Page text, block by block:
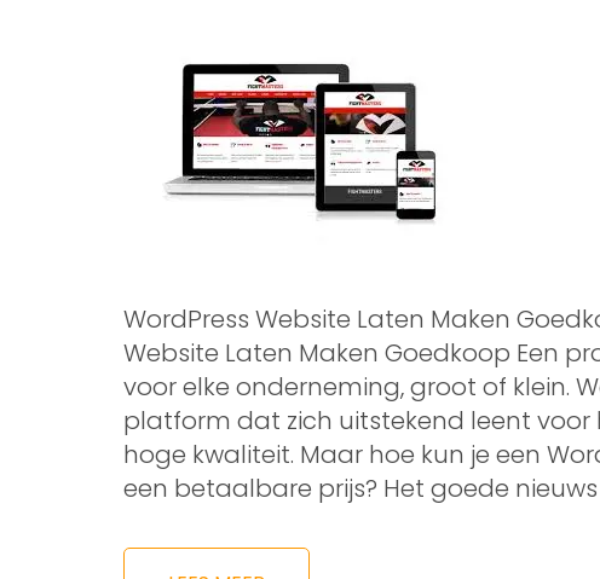
WordPress Website Laten Maken
Website Laten Maken Goedkoop Een
voor elke onderneming, groot of klein.
platform dat zich uitstekend leent
hoge kwaliteit. Maar hoe kun je een
een betaalbare prijs? Het goede nieuws